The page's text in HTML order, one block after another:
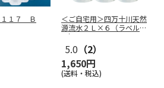
１１７ Ｂ
＜ご自宅用＞四万十川天然
源流水２Ｌ×６（ラベルレ
ス）
5.0 （2）
1,650円
(送料・税込)